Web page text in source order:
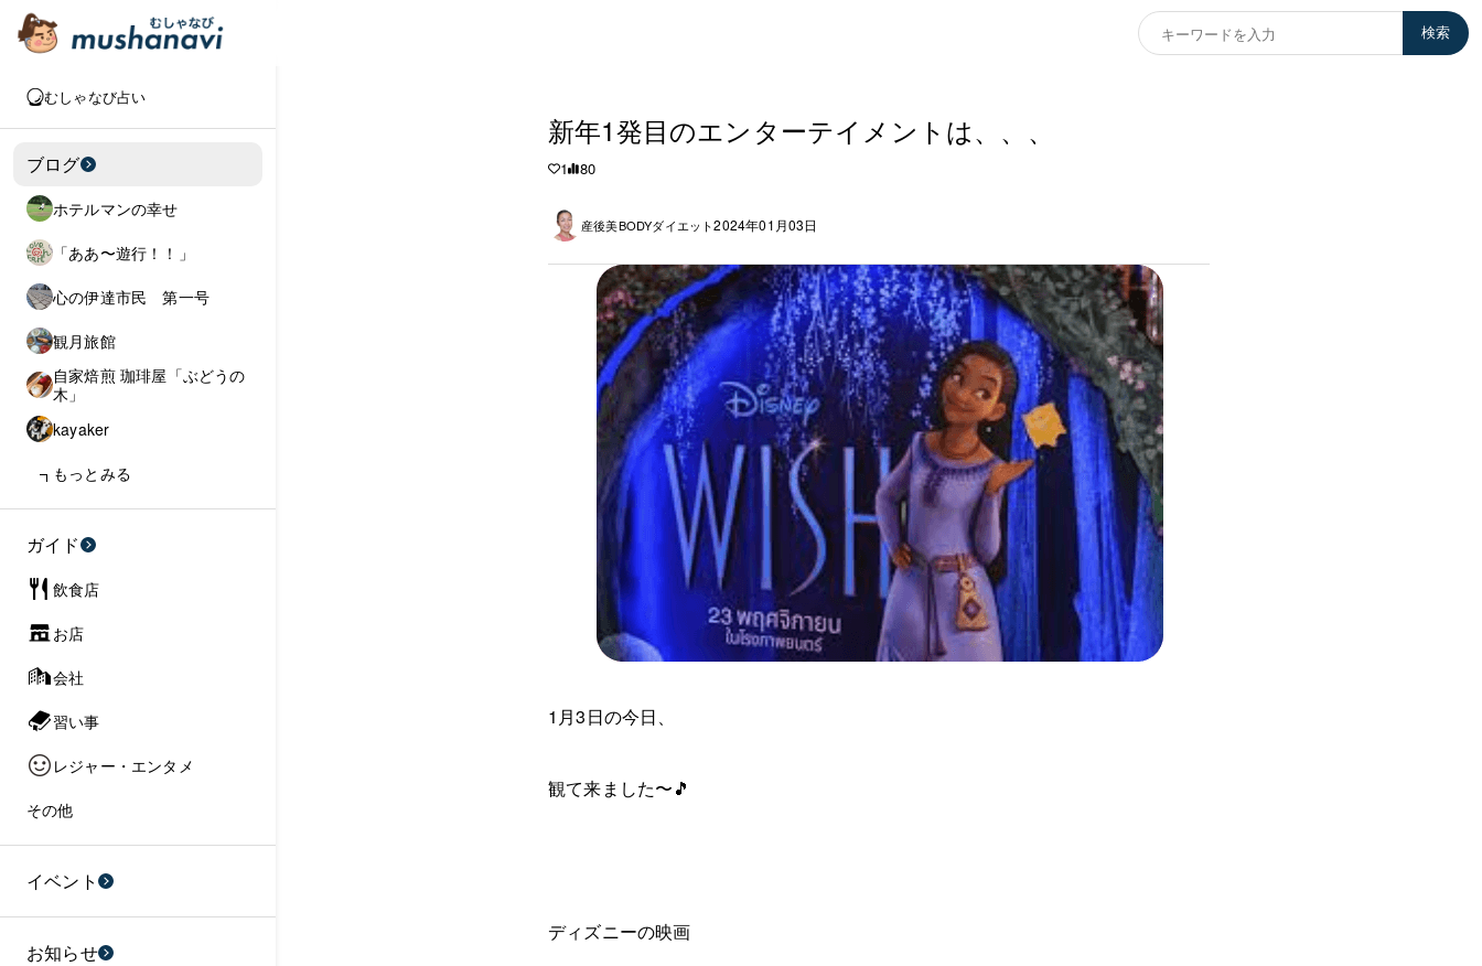
検索
むしゃなび占い
ブログ
ホテルマンの幸せ
「ああ〜遊行！！」
心の伊達市民 第一号
観月旅館
自家焙煎 珈琲屋「ぶどうの
木」
kayaker
もっとみる
ガイド
飲食店
お店
会社
習い事
レジャー・エンタメ
その他
イベント
お知らせ
新年1発目のエンターテイメントは、、、
1 80
産後美BODYダイエット2024年01月03日
1月3日の今日、
観て来ました〜🎵
ディズニーの映画